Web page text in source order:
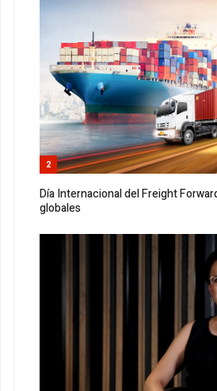
2
Día Internacional del Freight
globales